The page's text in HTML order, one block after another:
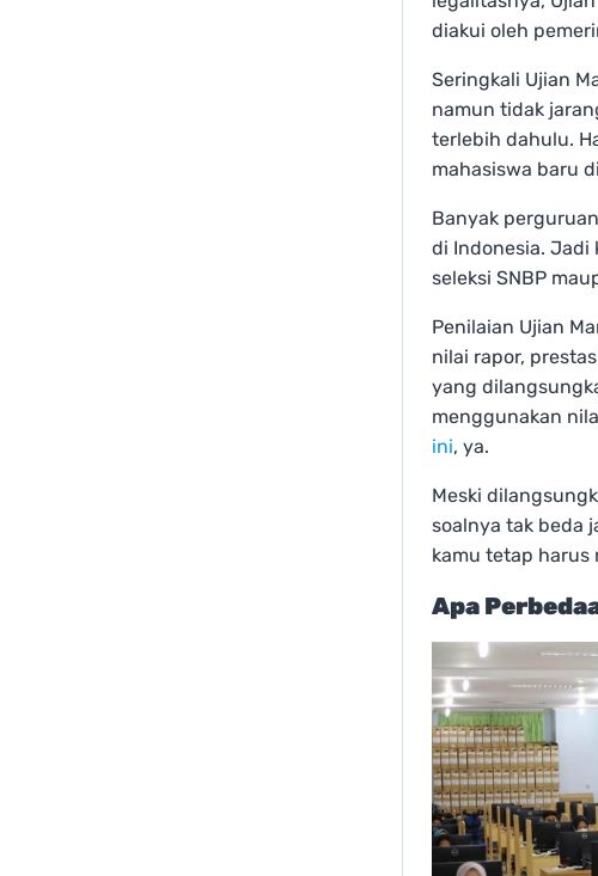
diakui oleh
Seringkali Ujian
namun tidak
terlebih dahulu.
mahasiswa baru
Banyak
di Indonesia. Jadi
seleksi SNBP
Penilaian Ujian
nilai rapor,
yang
menggunakan
ini, ya.
Meski
soalnya tak beda
kamu tetap harus
Apa